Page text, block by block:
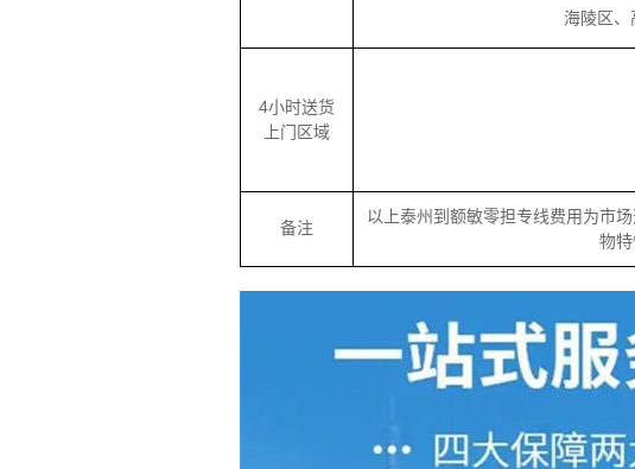
海陵区、高
4小时送货
上门区域
备注
以上泰州到额敏零担专线费用为市
物